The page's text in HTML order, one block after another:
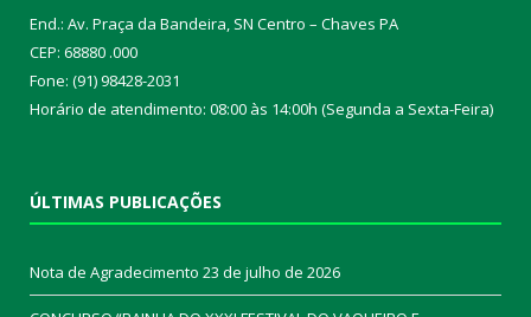
End.: Av. Praça da Bandeira, SN Centro – Chaves PA
CEP: 68880 .000
Fone: (91) 98428-2031
Horário de atendimento: 08:00 às 14:00h (Segunda a Sexta-Feira)
ÚLTIMAS PUBLICAÇÕES
Nota de Agradecimento 23 de julho de 2026